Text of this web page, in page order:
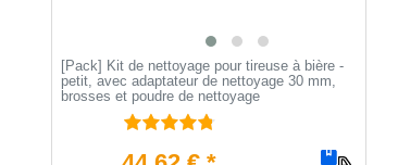
[Pack] Kit de nettoyage pour tireuse à bière -
petit, avec adaptateur de nettoyage 30 mm,
brosses et poudre de nettoyage